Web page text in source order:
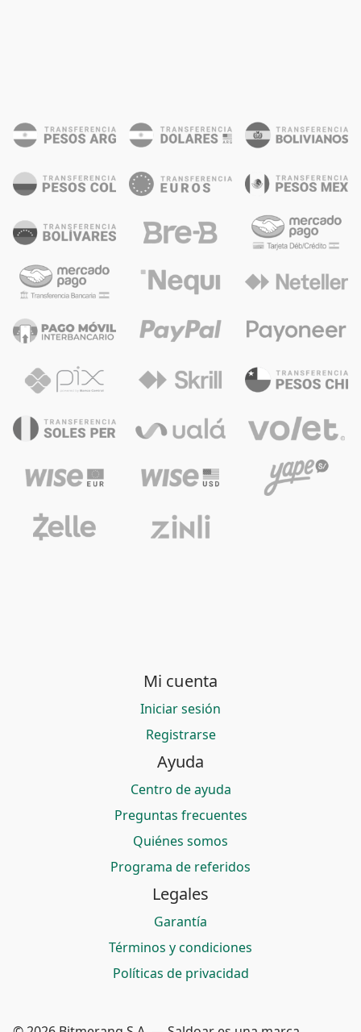
Mi cuenta
Iniciar sesión
Registrarse
Ayuda
Centro de ayuda
Preguntas frecuentes
Quiénes somos
Programa de referidos
Legales
Garantía
Términos y condiciones
Políticas de privacidad